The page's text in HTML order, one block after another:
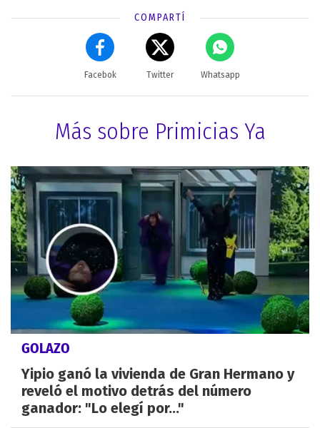
COMPARTÍ
Facebok Twitter Whatsapp
Más sobre Primicias Ya
GOLAZO
Yipio ganó la vivienda de Gran Hermano y
reveló el motivo detrás del número
ganador: "Lo elegí por..."